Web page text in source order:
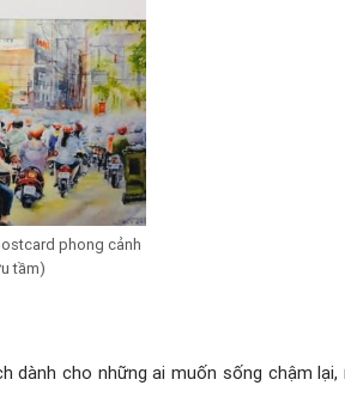
phong cảnh
tầm)
dành cho những ai muốn sống chậm lại,